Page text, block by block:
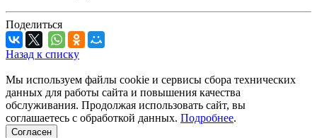
Поделиться
Назад к списку
Мы используем файлы cookie и сервисы сбора технических
данных для работы сайта и повышения качества
обслуживания. Продолжая использовать сайт, вы
соглашаетесь с обработкой данных. Подробнее.
Согласен